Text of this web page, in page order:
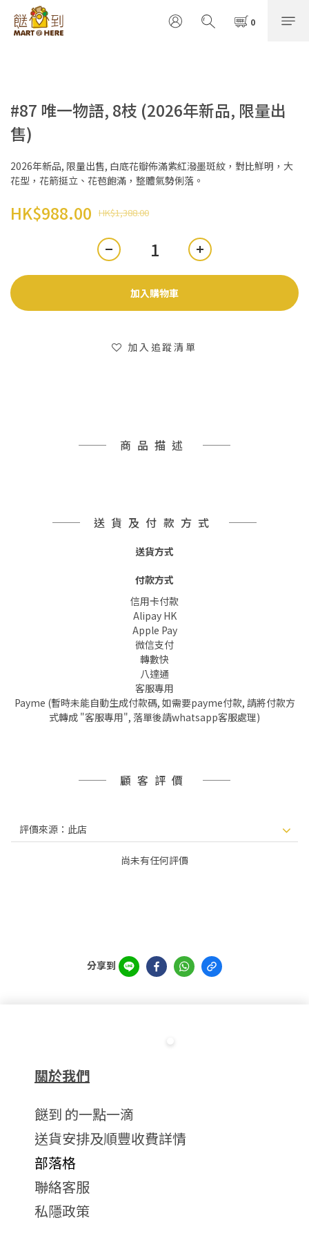
#87 唯一物語, 8枝 (2026年新品, 限量出
售)
2026年新品, 限量出售, 白底花瓣佈滿紫紅潑墨斑紋，對比鮮明，大
花型，花箭挺立、花苞飽滿，整體氣勢俐落。
HK$1,388.00
HK$988.00
加入購物車
加入追蹤清單
商品描述
送貨及付款方式
送貨方式
付款方式
信用卡付款
Alipay HK
Apple Pay
微信支付
轉數快
八達通
客服專用
Payme (暫時未能自動生成付款碼, 如需要payme付款, 請將付款方
式轉成 "客服專用", 落單後請whatsapp客服處理)
顧客評價
尚未有任何評價
分享到
關於我們
餸到 的一點一滴
送貨安排及順豐收費詳情
部落格
聯絡客服
私隱政策